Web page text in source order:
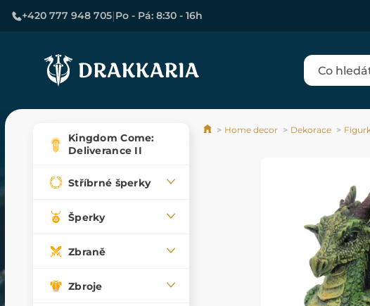
+420 777 948 705|Po - Pá: 8:30 - 16h
Kingdom Come:
Deliverance II
Stříbrné šperky
Šperky
Zbraně
Zbroje
Home decor Dekorace